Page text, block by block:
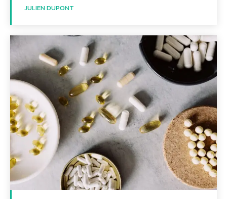
JULIEN DUPONT